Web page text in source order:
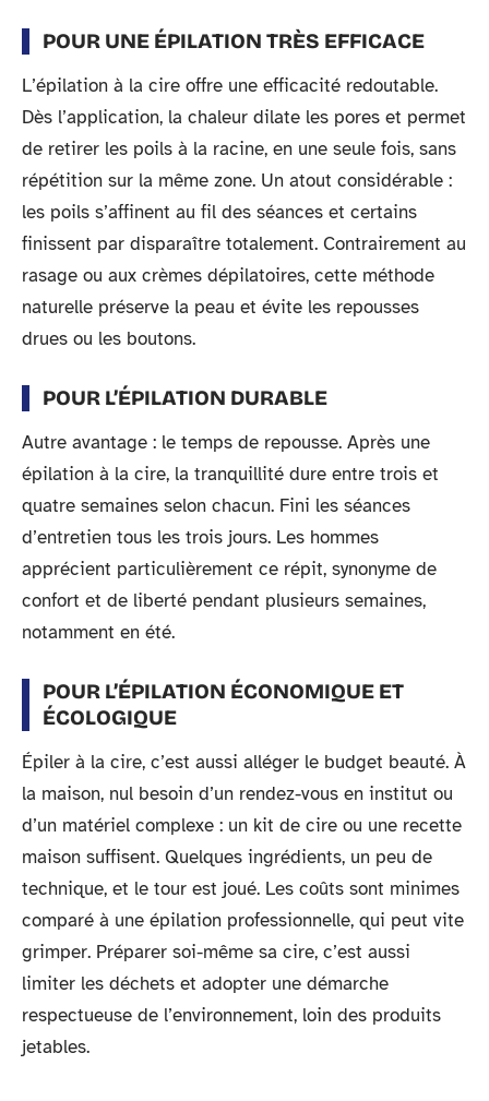
POUR UNE ÉPILATION TRÈS EFFICACE
L’épilation à la cire offre une efficacité redoutable.
Dès l’application, la chaleur dilate les pores et permet
de retirer les poils à la racine, en une seule fois, sans
répétition sur la même zone. Un atout considérable :
les poils s’affinent au fil des séances et certains
finissent par disparaître totalement. Contrairement au
rasage ou aux crèmes dépilatoires, cette méthode
naturelle préserve la peau et évite les repousses
drues ou les boutons.
POUR L’ÉPILATION DURABLE
Autre avantage : le temps de repousse. Après une
épilation à la cire, la tranquillité dure entre trois et
quatre semaines selon chacun. Fini les séances
d’entretien tous les trois jours. Les hommes
apprécient particulièrement ce répit, synonyme de
confort et de liberté pendant plusieurs semaines,
notamment en été.
POUR L’ÉPILATION ÉCONOMIQUE ET
ÉCOLOGIQUE
Épiler à la cire, c’est aussi alléger le budget beauté. À
la maison, nul besoin d’un rendez-vous en institut ou
d’un matériel complexe : un kit de cire ou une recette
maison suffisent. Quelques ingrédients, un peu de
technique, et le tour est joué. Les coûts sont minimes
comparé à une épilation professionnelle, qui peut vite
grimper. Préparer soi-même sa cire, c’est aussi
limiter les déchets et adopter une démarche
respectueuse de l’environnement, loin des produits
jetables.